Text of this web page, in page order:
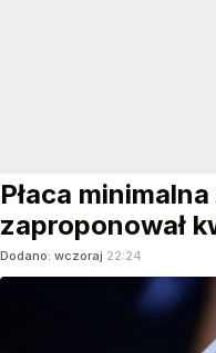
Płaca
zaproponował
Dodano: wczoraj 22:24